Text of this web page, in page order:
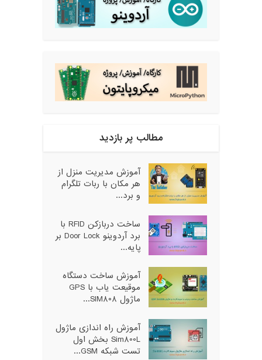
مطالب پر بازدید
آموزش مدیریت منزل از
هر مکان با ربات تلگرام
و برد...
ساخت دربازکن RFID با
برد آردوینو Door Lock بر
پایه...
آموزش ساخت دستگاه
موقیعت یاب با GPS
ماژول SIM808...
آموزش راه اندازی ماژول
Sim800L بخش اول
تست شبکه GSM...